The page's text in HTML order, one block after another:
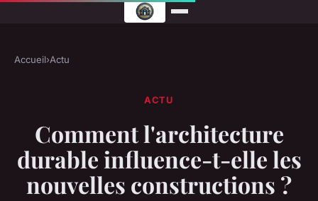
Accueil›Actu
ACTU
Comment l'architecture
durable influence-t-elle les
nouvelles constructions ?